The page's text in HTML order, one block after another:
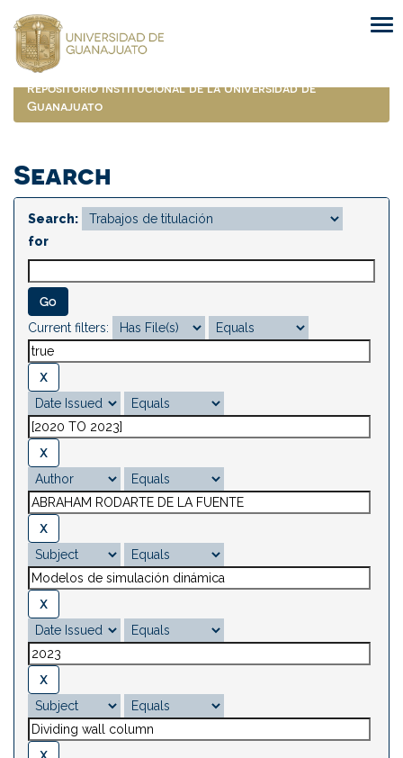
navigation
Repositorio Institucional de la Universidad de
Guanajuato
Search
Search:
for
Current filters: